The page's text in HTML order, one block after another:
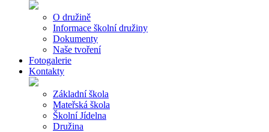
O družině
Informace školní družiny
Dokumenty
Naše tvoření
Fotogalerie
Kontakty
Základní škola
Mateřská škola
Školní Jídelna
Družina